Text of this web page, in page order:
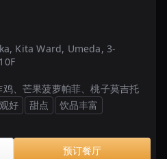
...
ハ
ン
バ
ガ
Kita Ward, Umeda, 3-
、芒果菠萝帕菲、桃子莫吉托
好 甜点
饮品丰富
预订餐厅